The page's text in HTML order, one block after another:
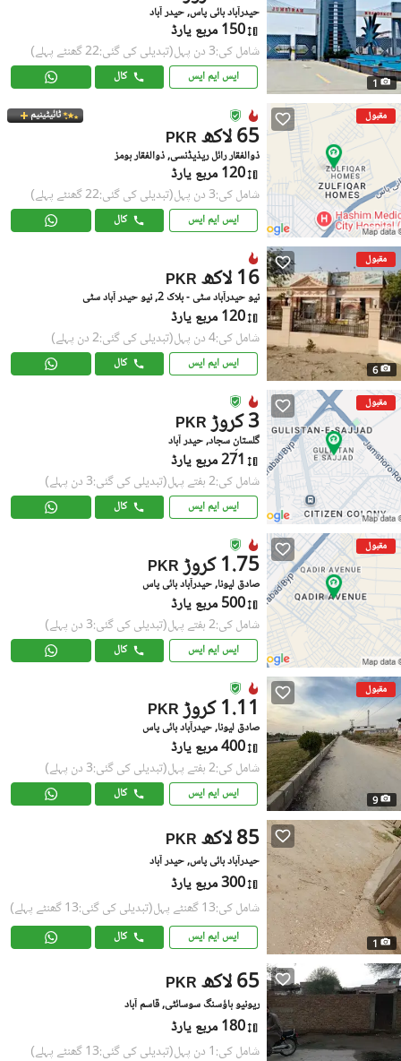
1
حیدرآباد بائی پاس, حیدر آباد
150 مربع یارڈ
شامل کی:3 دن پہل (تبدیلی کی گئی:22 گھنٹے پہلے)
ایس ایم ایس کال
مقبول ٹائیٹینیم
PKR 65 لاکھ
ذوالفقار رائل ریذیڈنسی, ذوالفقار ہومز
120 مربع یارڈ
شامل کی:3 دن پہل (تبدیلی کی گئی:22 گھنٹے پہلے)
ایس ایم ایس کال
مقبول
6
PKR 16 لاکھ
نیو حیدرآباد سٹی - بلاک 2, نیو حیدر آباد سٹی
120 مربع یارڈ
شامل کی:4 دن پہل (تبدیلی کی گئی:2 دن پہلے)
ایس ایم ایس کال
مقبول
PKR 3 کروڑ
گلستانِ سجاد, حیدر آباد
271 مربع یارڈ
شامل کی:2 ہفتے پہل (تبدیلی کی گئی:3 دن پہلے)
ایس ایم ایس کال
مقبول
PKR 1.75 کروڑ
صادق لیونا, حیدرآباد بائی پاس
500 مربع یارڈ
شامل کی:2 ہفتے پہل (تبدیلی کی گئی:3 دن پہلے)
ایس ایم ایس کال
مقبول
9
PKR 1.11 کروڑ
صادق لیونا, حیدرآباد بائی پاس
400 مربع یارڈ
شامل کی:2 ہفتے پہل (تبدیلی کی گئی:3 دن پہلے)
ایس ایم ایس کال
1
PKR 85 لاکھ
حیدرآباد بائی پاس, حیدر آباد
300 مربع یارڈ
شامل کی:13 گھنٹے پہل (تبدیلی کی گئی:13 گھنٹے پہلے)
ایس ایم ایس کال
PKR 65 لاکھ
ریونیو ہاؤسنگ سوسائٹی, قاسم آباد
180 مربع یارڈ
شامل کی:1 دن پہل (تبدیلی کی گئی:13 گھنٹے پہلے)